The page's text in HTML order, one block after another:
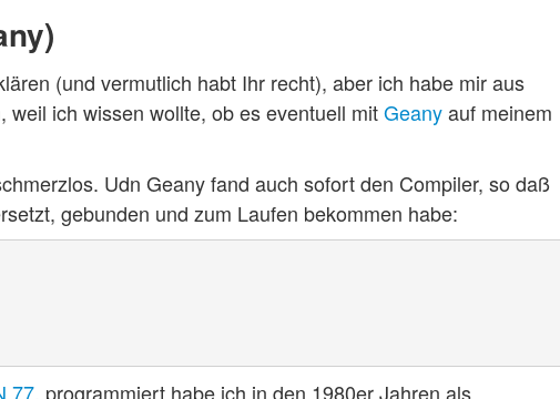
(und vermutlich habt Ihr recht), aber ich habe mir aus
weil ich wissen wollte, ob es eventuell mitGeanyauf meinem
Udn Geany fand auch sofort den Compiler, so daß
gebunden und zum Laufen bekommen habe:
77, programmiert habe ich in den 1980er Jahren als